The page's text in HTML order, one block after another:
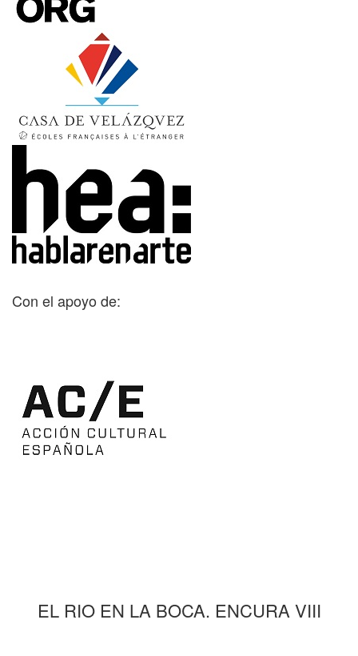
Con el apoyo de:
EL RIO EN LA BOCA. ENCURA VIII